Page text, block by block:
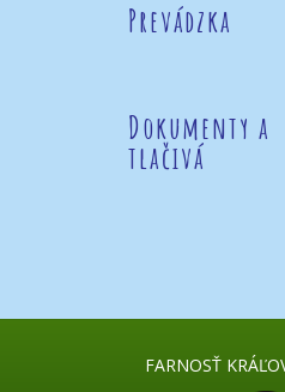
Prevádzka
Dokumenty a
tlačivá
FARNOSŤ